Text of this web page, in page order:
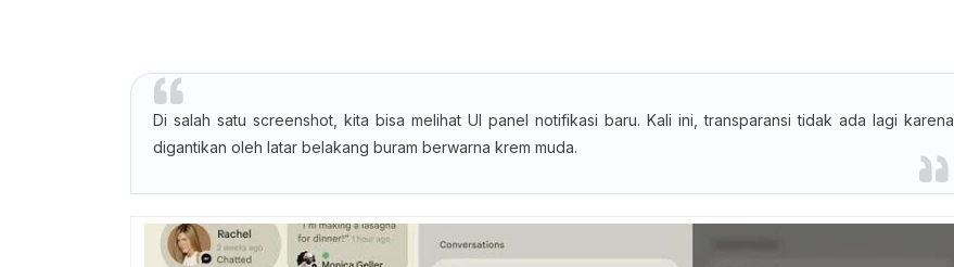
Di salah satu screenshot, kita bisa melihat UI panel notifikasi baru. Kali ini, transparansi tidak ada lagi karena
digantikan oleh latar belakang buram berwarna krem ​​muda.